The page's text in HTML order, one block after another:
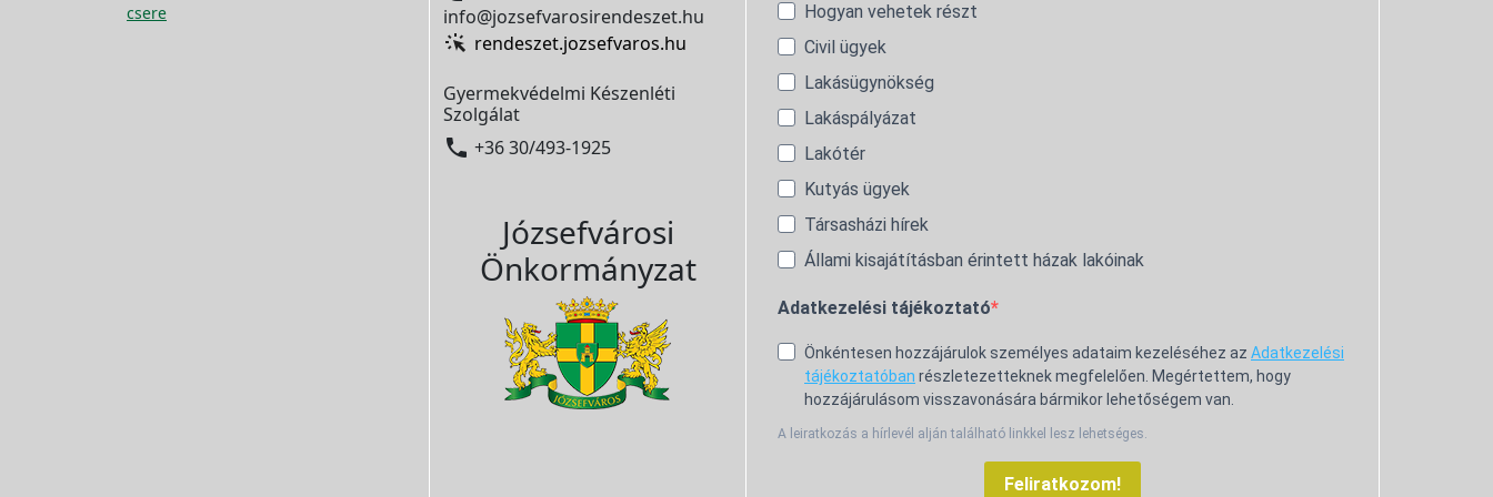
csere
info@jozsefvarosirendeszet.hu
rendeszet.jozsefvaros.hu
Gyermekvédelmi Készenléti
Szolgálat
 +36 30/493-1925
Józsefvárosi
Önkormányzat
Hogyan vehetek részt
Civil ügyek
Lakásügynökség
Lakáspályázat
Lakótér
Kutyás ügyek
Társasházi hírek
Állami kisajátításban érintett házak lakóinak
Adatkezelési tájékoztató
Önkéntesen hozzájárulok személyes adataim kezeléséhez az Adatkezelési
tájékoztatóban részletezetteknek megfelelően. Megértettem, hogy
hozzájárulásom visszavonására bármikor lehetőségem van.
A leiratkozás a hírlevél alján található linkkel lesz lehetséges.
Feliratkozom!